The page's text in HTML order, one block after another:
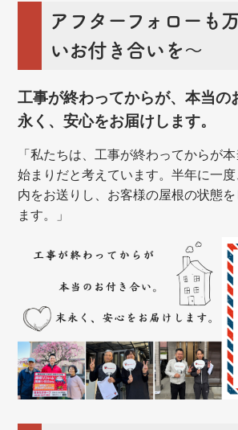
アフターフォローも
いお付き合いを～
工事が終わってからが、本当の
永く、安心をお届けします。
「私たちは、工事が終わってからが
始まりだと考えています。半年に一
内をお送りし、お客様の屋根の状態
ます。」